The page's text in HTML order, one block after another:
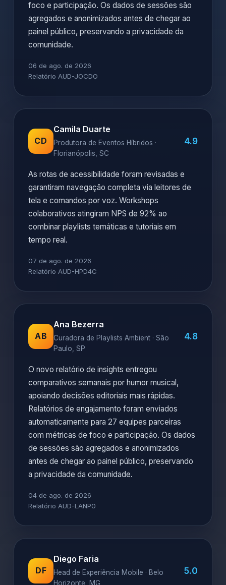
foco e participação. Os dados de sessões são
agregados e anonimizados antes de chegar ao
painel público, preservando a privacidade da
comunidade.
06 de ago. de 2026
Relatório AUD-JOCDO
CD
Camila Duarte
Produtora de Eventos Híbridos ·
Florianópolis, SC
4.9
As rotas de acessibilidade foram revisadas e
garantiram navegação completa via leitores de
tela e comandos por voz. Workshops
colaborativos atingiram NPS de 92% ao
combinar playlists temáticas e tutoriais em
tempo real.
07 de ago. de 2026
Relatório AUD-HPD4C
AB
Ana Bezerra
Curadora de Playlists Ambient · São
Paulo, SP
4.8
O novo relatório de insights entregou
comparativos semanais por humor musical,
apoiando decisões editoriais mais rápidas.
Relatórios de engajamento foram enviados
automaticamente para 27 equipes parceiras
com métricas de foco e participação. Os dados
de sessões são agregados e anonimizados
antes de chegar ao painel público, preservando
a privacidade da comunidade.
04 de ago. de 2026
Relatório AUD-LANP0
DF
Diego Faria
Head de Experiência Mobile · Belo
Horizonte, MG
5.0